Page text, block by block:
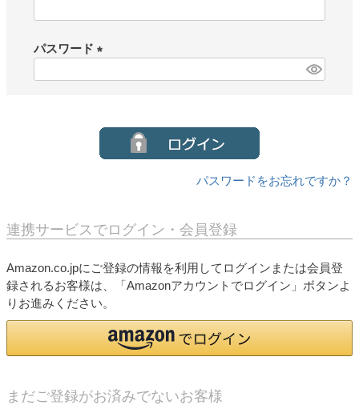
パスワード
パスワードをお忘れですか？
連携サービスでログイン・会員登録
Amazon.co.jpにご登録の情報を利用してログインまたは会員登
録されるお客様は、「Amazonアカウントでログイン」ボタンよ
りお進みください。
まだご登録がお済みでないお客様